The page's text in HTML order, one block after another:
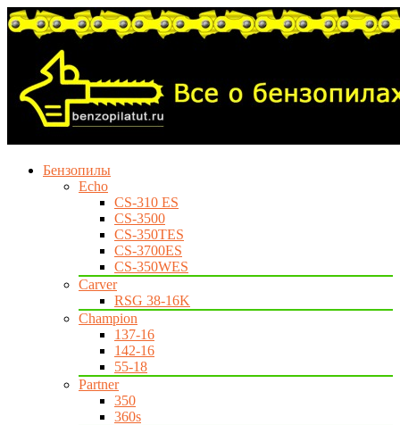
Бензопилы
Echo
CS-310 ES
CS-3500
CS-350TES
CS-3700ES
CS-350WES
Carver
RSG 38-16K
Champion
137-16
142-16
55-18
Partner
350
360s